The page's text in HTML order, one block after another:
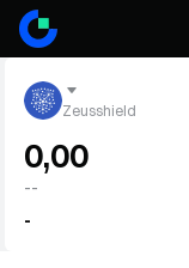
Zeusshield
0,00
--
-